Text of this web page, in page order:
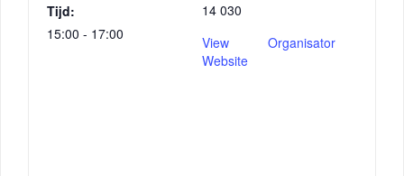
Tijd:
15:00 - 17:00
14 030
View Organisator
Website